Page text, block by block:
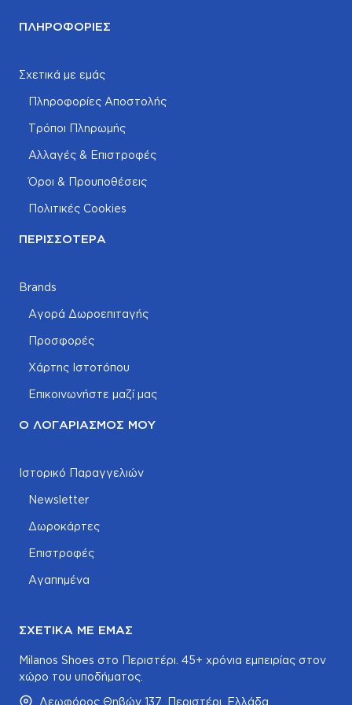
ΠΛΗΡΟΦΟΡΊΕΣ
Σχετικά με εμάς
Πληροφορίες Αποστολής
Τρόποι Πληρωμής
Αλλαγές & Επιστροφές
Όροι & Προυποθέσεις
Πολιτικές Cookies
ΠΕΡΙΣΣΌΤΕΡΑ
Brands
Αγορά Δωροεπιταγής
Προσφορές
Χάρτης Ιστοτόπου
Επικοινωνήστε μαζί μας
Ο ΛΟΓΑΡΙΑΣΜΌΣ ΜΟΥ
Ιστορικό Παραγγελιών
Newsletter
Δωροκάρτες
Επιστροφές
Αγαπημένα
ΣΧΕΤΙΚΆ ΜΕ ΕΜΆΣ
Milanos Shoes στο Περιστέρι. 45+ χρόνια εμπειρίας στον
χώρο του υποδήματος.
Λεωφόρος Θηβών 137, Περιστέρι, Ελλάδα